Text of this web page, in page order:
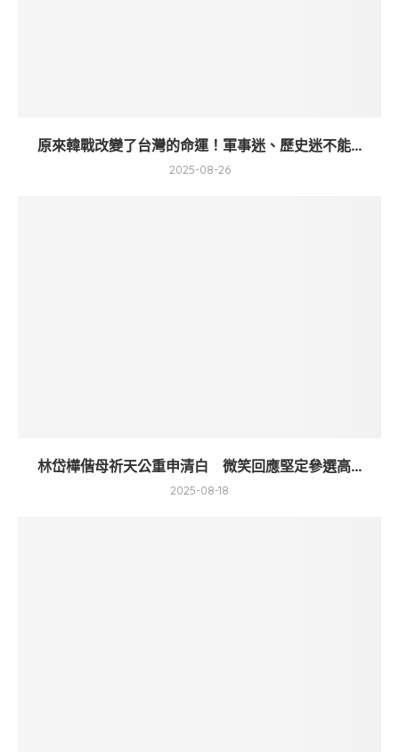
原來韓戰改變了台灣的命運！軍事迷、歷史迷不能...
2025-08-26
林岱樺偕母祈天公重申清白 微笑回應堅定參選高...
2025-08-18